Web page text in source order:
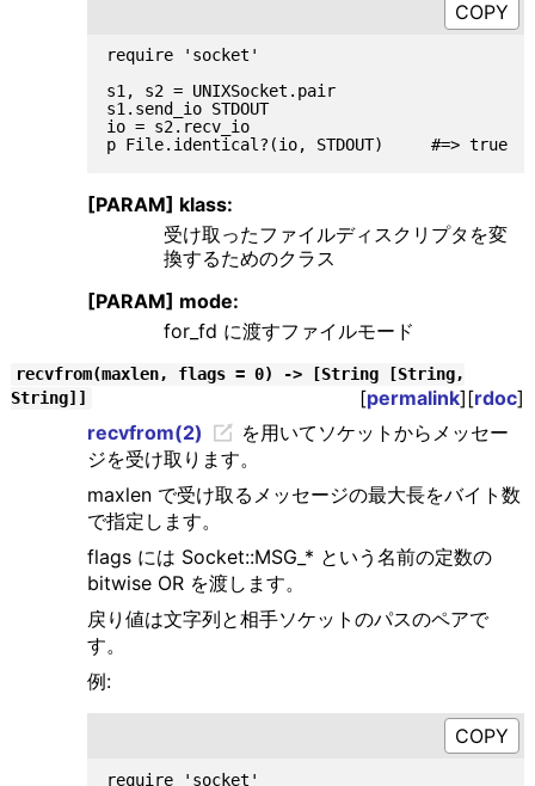
require 'socket'
s1, s2 = UNIXSocket.pair
s1.send_io STDOUT
io = s2.recv_io
p File.identical?(io, STDOUT)     #=> true
[PARAM] klass:
受け取ったファイルディスクリプタを変
換するためのクラス
[PARAM] mode:
for_fd に渡すファイルモード
recvfrom(maxlen, flags = 0) -> [String [String,
String]]
[permalink][rdoc]
recvfrom(2)
を用いてソケットからメッセー
ジを受け取ります。
maxlen で受け取るメッセージの最大長をバイト数
で指定します。
flags には Socket::MSG_* という名前の定数の
bitwise OR を渡します。
戻り値は文字列と相手ソケットのパスのペアで
す。
例:
require 'socket'